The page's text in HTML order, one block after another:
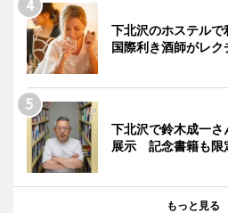
下北沢のホステル
国際利き酒師がレク
下北沢で鈴木成一
展示 記念書籍も限
もっと見る